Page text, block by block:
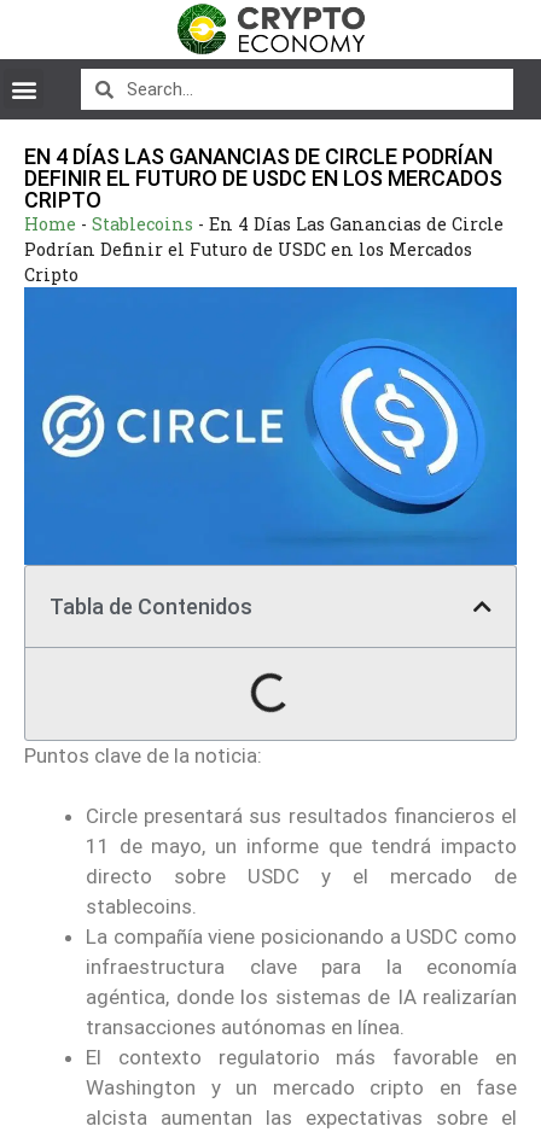
EN 4 DÍAS LAS GANANCIAS DE CIRCLE PODRÍAN
DEFINIR EL FUTURO DE USDC EN LOS MERCADOS
CRIPTO
Home - Stablecoins - En 4 Días Las Ganancias de Circle
Podrían Definir el Futuro de USDC en los Mercados
Cripto
Tabla de Contenidos
Puntos clave de la noticia:
Circle presentará sus resultados financieros el
11 de mayo, un informe que tendrá impacto
directo sobre USDC y el mercado de
stablecoins.
La compañía viene posicionando a USDC como
infraestructura clave para la economía
agéntica, donde los sistemas de IA realizarían
transacciones autónomas en línea.
El contexto regulatorio más favorable en
Washington y un mercado cripto en fase
alcista aumentan las expectativas sobre el